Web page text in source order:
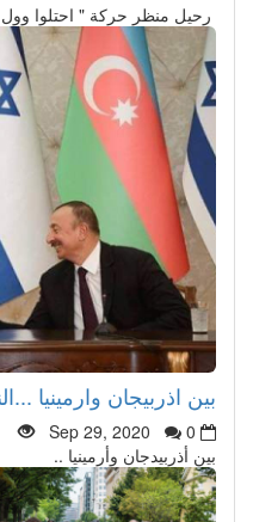
رحيل منظر حركة " احتلوا
بين اذربيجان وارمينيا
Sep 29, 2020
0
بين أذربيدجان وأرمينيا ..